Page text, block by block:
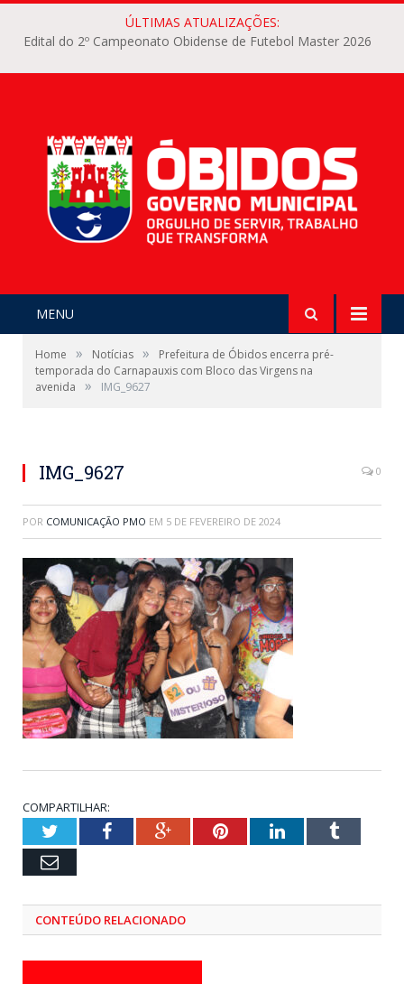
ÚLTIMAS ATUALIZAÇÕES:
Edital do 2º Campeonato Obidense de Futebol Master 2026
MENU
Home » Notícias »
Prefeitura de Óbidos encerra pré-
temporada do Carnapauxis com Bloco das Virgens na
avenida
» IMG_9627
IMG_9627 0
POR COMUNICAÇÃO PMO EM 5 DE FEVEREIRO DE 2024
COMPARTILHAR:
TwitterFacebookGoogle+PinterestLinkedInTumblr
Email
CONTEÚDO RELACIONADO